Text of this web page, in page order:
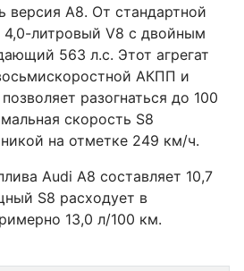
версия A8. От стандартной
4,0-литровый V8 с двойным
563 л.с. Этот агрегат
АКПП и
разогнаться до 100
скорость S8
на отметке 249 км/ч.
Audi A8 составляет 10,7
S8 расходует в
13,0 л/100 км.